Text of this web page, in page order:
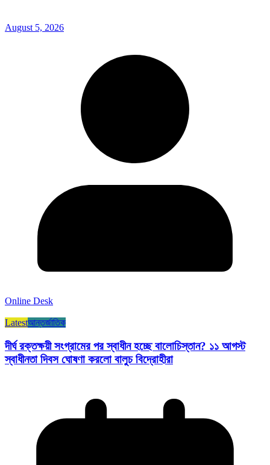
August 5, 2026
Online Desk
Latestআন্তর্জাতিক
দীর্ঘ রক্তক্ষয়ী সংগ্রামের পর স্বাধীন হচ্ছে বালোচিস্তান? ১১ আগস্ট
স্বাধীনতা দিবস ঘোষণা করলো বালুচ বিদ্রোহীরা